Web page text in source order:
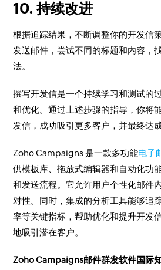
10. 持续改进
根据追踪结果，不断调整你的开发信
发送邮件，尝试不同的标题和内容，
法。
撰写开发信是一个持续学习和测试的
和优化。通过上述步骤的指导，你将
发信，成功吸引更多客户，并最终达成
Zoho Campaigns 是一款多功能电子
供模板库、拖放式编辑器和自动化功
和发送流程。它允许用户个性化邮件
对性。同时，集成的分析工具能够追
率等关键指标，帮助优化和提升开发
地吸引潜在客户。
Zoho Campaigns邮件群发软件国际